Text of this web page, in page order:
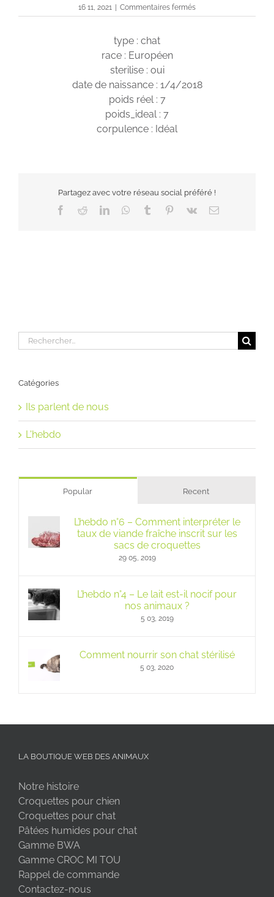
16 11, 2021 Commentaires ferméssur
Oreo
type : chat
race : Européen
sterilise : oui
date de naissance : 1/4/2018
poids réel : 7
poids_ideal : 7
corpulence : Idéal
Partagez avec votre réseau social préféré !
Facebook
RedditLinkedInWhatsApp
Tumblr Pinterest
Vk Email
Rechercher:
Catégories
Ils parlent de nous
L'hebdo
Popular Recent
L’hebdo n°6 – Comment interpréter le
taux de viande fraîche inscrit sur les
sacs de croquettes
29 05, 2019
L’hebdo n°4 – Le lait est-il nocif pour
nos animaux ?
5 03, 2019
Comment nourrir son chat stérilisé
5 03, 2020
LA BOUTIQUE WEB DES ANIMAUX
Notre histoire
Croquettes pour chien
Croquettes pour chat
Pâtées humides pour chat
Gamme BWA
Gamme CROC MI TOU
Rappel de commande
Contactez-nous